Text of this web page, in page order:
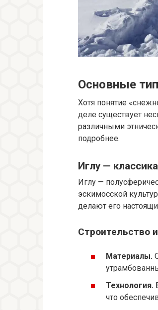
Основные
Хотя понятие
деле существует
различными
подробнее.
Иглу —
Иглу —
эскимосской
делают его
Строительство
Материалы.
Технология.
что